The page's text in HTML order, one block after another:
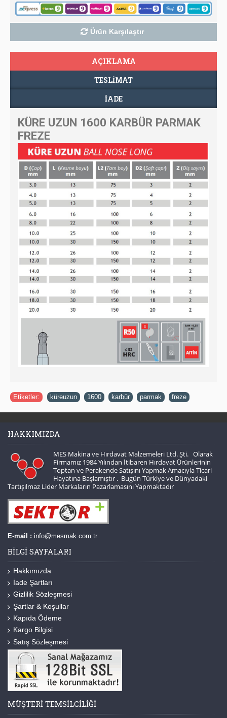
Ürün Karşılaştır
AÇIKLAMA
TESLIMAT
İADE
KÜRE UZUN 1600 KARBÜR PARMAK
FREZE
Etiketler: küreuzun 1600 karbür parmak freze
HAKKIMIZDA
MES Makina ve Hırdavat Malzemeleri Ltd. Şti. Olarak
Firmamız 1984 Yılından İtibaren Hırdavat Ürünlerinin
Toptan ve Perakende Satışını Yapmak Amacıyla Ticari
Hayatına Başlamıştır . Bugün Türkiye ve Dünyadaki
Tartışılmaz Lider Markaların Pazarlamasını Yapmaktadır
E-mail : info@mesmak.com.tr
BILGI SAYFALARI
Hakkımızda
İade Şartları
Gizlilik Sözleşmesi
Şartlar & Koşullar
Kapıda Ödeme
Kargo Bilgisi
Satış Sözleşmesi
MÜŞTERI TEMSILCILIĞI